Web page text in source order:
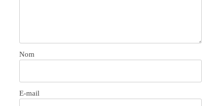
Nom
E-mail